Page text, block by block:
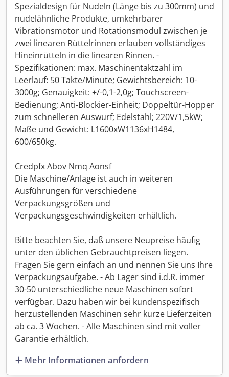
Spezialdesign für Nudeln (Länge bis zu 300mm) und
nudelähnliche Produkte, umkehrbarer
Vibrationsmotor und Rotationsmodul zwischen je
zwei linearen Rüttelrinnen erlauben vollständiges
Hineinrütteln in die linearen Rinnen. -
Spezifikationen: max. Maschinentaktzahl im
Leerlauf: 50 Takte/Minute; Gewichtsbereich: 10-
3000g; Genauigkeit: +/-0,1-2,0g; Touchscreen-
Bedienung; Anti-Blockier-Einheit; Doppeltür-Hopper
zum schnelleren Auswurf; Edelstahl; 220V/1,5kW;
Maße und Gewicht: L1600xW1136xH1484,
600/650kg.
Credpfx Abov Nmq Aonsf
Die Maschine/Anlage ist auch in weiteren
Ausführungen für verschiedene
Verpackungsgrößen und
Verpackungsgeschwindigkeiten erhältlich.
Bitte beachten Sie, daß unsere Neupreise häufig
unter den üblichen Gebrauchtpreisen liegen.
Fragen Sie gern einfach an und nennen Sie uns Ihre
Verpackungsaufgabe. - Ab Lager sind i.d.R. immer
30-50 unterschiedliche neue Maschinen sofort
verfügbar. Dazu haben wir bei kundenspezifisch
herzustellenden Maschinen sehr kurze Lieferzeiten
ab ca. 3 Wochen. - Alle Maschinen sind mit voller
Garantie erhältlich.
Mehr Informationen anfordern